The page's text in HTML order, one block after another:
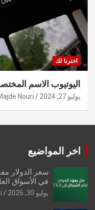
اخترنا لك
اليوتيوب الاسم
يوليو 27, 2024 Nouri
اخر المواضيع
سعر الدولار
في الأسواق
يوليو 30, 2026